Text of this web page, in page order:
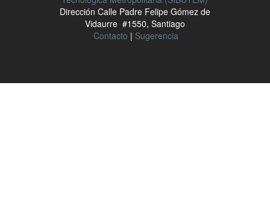
Dirección Calle Padre Felipe Gómez de
Vidaurre #1550, Santiago
Contacto | Sugerencia